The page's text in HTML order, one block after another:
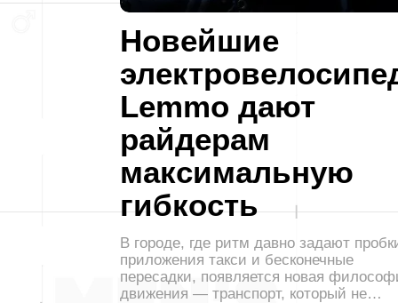
Новейшие
Lemmo дают
райдерам
максимальную
гибкость
В городе, где ритм давно задают
приложения такси и бесконечные
пересадки, появляется новая
движения — транспорт, который не…